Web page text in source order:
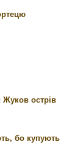
Жуков острів
бо купують